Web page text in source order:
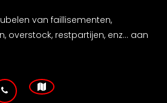
van faillisementen,
overstock, restpartijen, enz... aan